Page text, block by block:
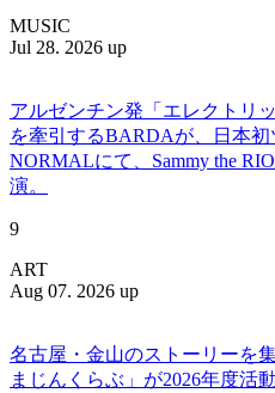
MUSIC
Jul 28. 2026 up
アルゼンチン発「エレクトリ
を牽引するBARDAが、日本初
NORMALにて、Sammy the
演。
9
ART
Aug 07. 2026 up
名古屋・金山のストーリーを
まじんくらぶ」が2026年度活